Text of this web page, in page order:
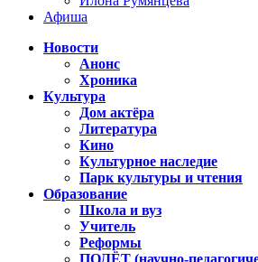
Афиша
Новости
Анонс
Хроника
Культура
Дом актёра
Литература
Кино
Культурное наследие
Парк культуры и чтения
Образование
Школа и вуз
Учитель
Реформы